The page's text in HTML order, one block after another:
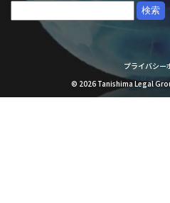
プライバシー
© 2026Tanishima Legal